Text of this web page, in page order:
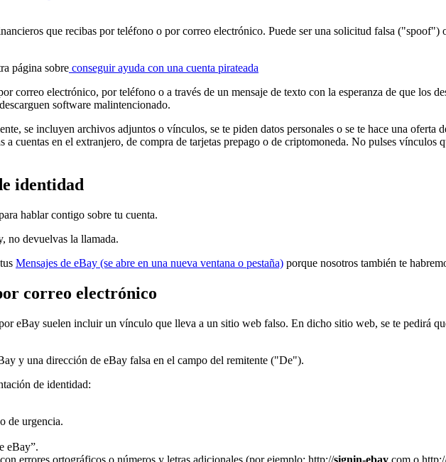
que recibas por teléfono o por correo electrónico. Puede ser una solicitud falsa ("spoof")
página sobre conseguir ayuda con una cuenta pirateada
correo electrónico, por teléfono o a través de un mensaje de texto con la esperanza de que los
software malintencionado.
se incluyen archivos adjuntos o vínculos, se te piden datos personales o se te hace una oferta
a cuentas en el extranjero, de compra de tarjetas prepago o de criptomoneda. No pulses vínculos
identidad
hablar contigo sobre tu cuenta.
no devuelvas la llamada.
Mensajes de eBay (se abre en una nueva ventana o pestaña) porque nosotros también te
correo electrónico
eBay suelen incluir un vínculo que lleva a un sitio web falso. En dicho sitio web, se te pedirá
y una dirección de eBay falsa en el campo del remitente ("De").
de identidad:
de urgencia.
eBay”.
errores ortográficos o números y letras adicionales (por ejemplo: http://signin-ebay .com o